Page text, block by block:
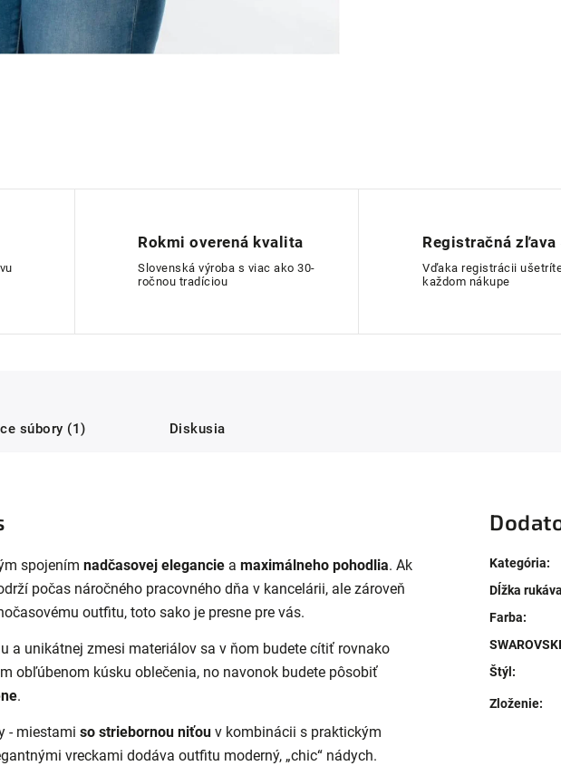
Rokmi overená kvalita
Slovenská výroba s viac ako 30-
ročnou tradíciou
Registračná zľava
Vďaka registrácii
každom nákupe
súbory (1) Diskusia
spojením nadčasovej elegancie a maximálneho pohodlia. Ak
počas náročného pracovného dňa v kancelárii, ale zároveň
outfitu, toto sako je presne pre vás.
a unikátnej zmesi materiálov sa v ňom budete cítiť rovnako
obľúbenom kúsku oblečenia, no navonok budete pôsobiť
.
- miestami so striebornou niťou v kombinácii s praktickým
vreckami dodáva outfitu moderný, „chic“ nádych.
Kategória:
Dĺžka
Farba:
Štýl:
Zloženie: